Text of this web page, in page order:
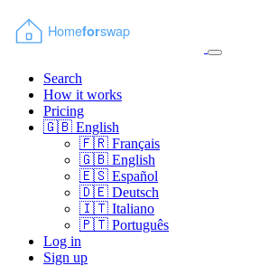
Search
How it works
Pricing
🇬🇧 English
🇫🇷 Français
🇬🇧 English
🇪🇸 Español
🇩🇪 Deutsch
🇮🇹 Italiano
🇵🇹 Português
Log in
Sign up